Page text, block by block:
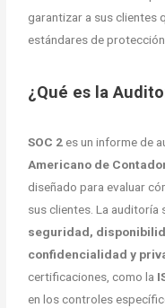
garantizar a sus clientes
estándares de protección.
¿Qué es la
SOC 2es un informe de
Americano de
diseñado para evaluar
sus clientes. La auditoría
seguridad,
confidencialidad y
certificaciones, como la
en los controles